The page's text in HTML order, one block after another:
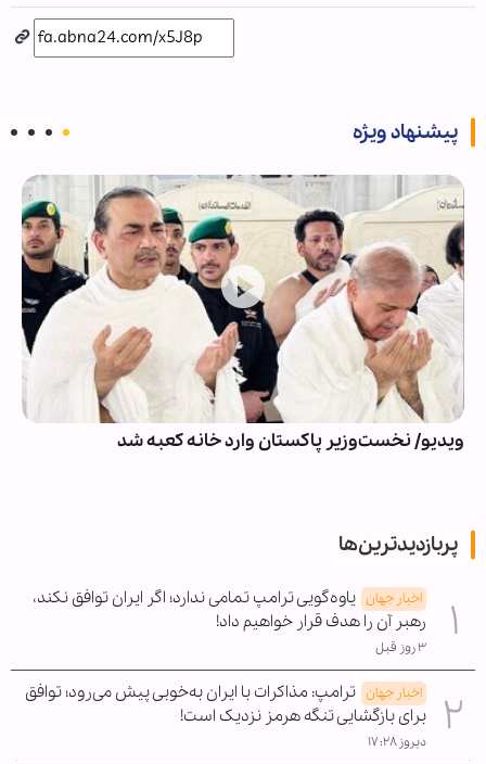
پیشنهاد ویژه
ویدیو/ نخست‌وزیر پاکستان وارد خانه کعبه شد
پربازدیدترین‌ها
اخبار جهان یاوه‌گویی ترامپ تمامی ندارد؛ اگر ایران توافق نکند،
رهبر آن را هدف قرار خواهیم داد!
۳ روز قبل
اخبار جهان ترامپ: مذاکرات با ایران به‌خوبی پیش می‌رود؛ توافق
برای بازگشایی تنگه هرمز نزدیک است!
دیروز ۱۷:۲۸